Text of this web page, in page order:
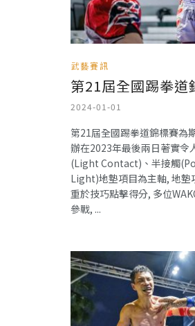
武藝賽訊
第21屆全國踢拳道
2024-01-01
第21屆全國踢拳道錦標賽為
辦在2023年最後兩日著實令
(Light Contact)、半接觸
Light)地墊項目為主軸, 地墊
重於技巧點擊得分, 多位
參戰, ...